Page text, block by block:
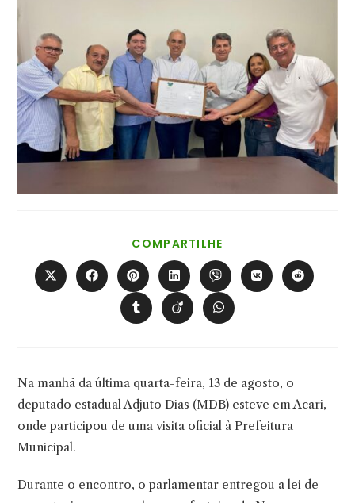
COMPARTILHE
ESTE
CONTEÚDO
Abre
em
Abre
em
Abre
em
uma
nova
janela
Abre
em
uma
nova
janela
Abre
em
uma
nova
janela
Abre
em
Abre
em
Abre
em
Abre
em
Abre
em
Na manhã da última quarta-feira, 13 de agosto, o
deputado estadual Adjuto Dias (MDB) esteve em Acari,
onde participou de uma visita oficial à Prefeitura
Municipal.
Durante o encontro, o parlamentar entregou a lei de